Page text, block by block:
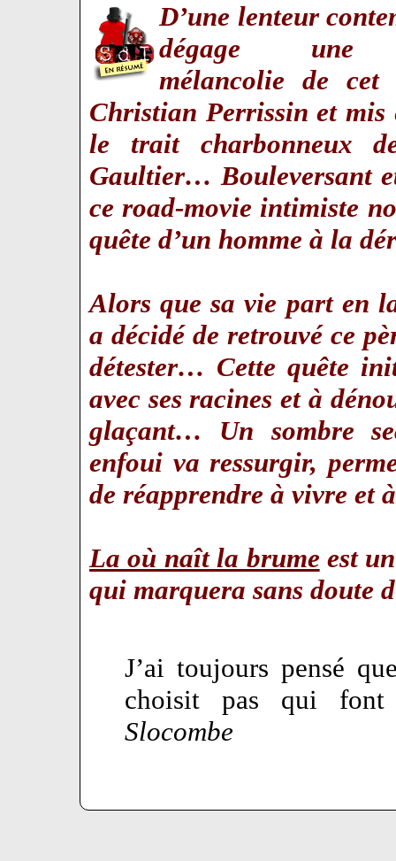
D’une lenteur
dégage une
mélancolie de cet
Christian Perrissin et mis
le trait charbonneux
Gaultier… Bouleversant
ce road-movie intimiste
quête d’un homme à la
Alors que sa vie part en
a décidé de retrouvé ce
détester… Cette quête
avec ses racines et à
glaçant… Un sombre
enfoui va ressurgir,
de réapprendre à vivre et
La où naît la brume est
qui marquera sans doute
J’ai toujours pensé
choisit pas qui font
Slocombe